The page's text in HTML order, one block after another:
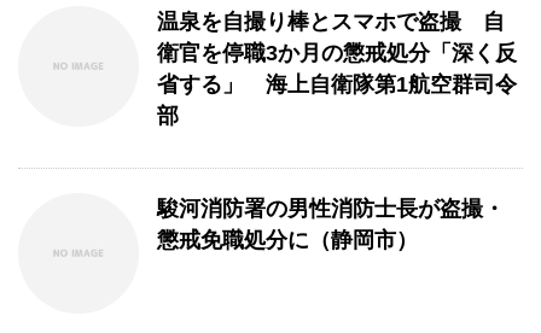
温泉を自撮り棒とスマホで盗撮 自
衛官を停職3か月の懲戒処分「深く反
省する」 海上自衛隊第1航空群司令
部
駿河消防署の男性消防士長が盗撮・
懲戒免職処分に（静岡市）